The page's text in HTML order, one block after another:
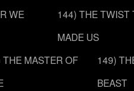
WE
144) THE TWIST
MADE US
THE MASTER OF
149)
BEAST